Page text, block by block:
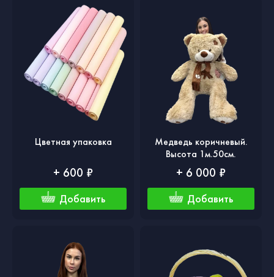
Цветная упаковка
+ 600 ₽
Добавить
Медведь коричневый.
Высота 1м.50см.
+ 6 000 ₽
Добавить